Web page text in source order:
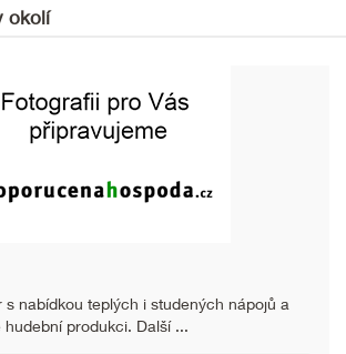
okolí
s nabídkou teplých i studených nápojů a
produkci. Další ...